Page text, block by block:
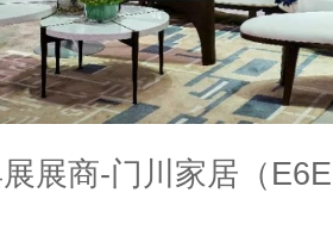
展商-门川家居（